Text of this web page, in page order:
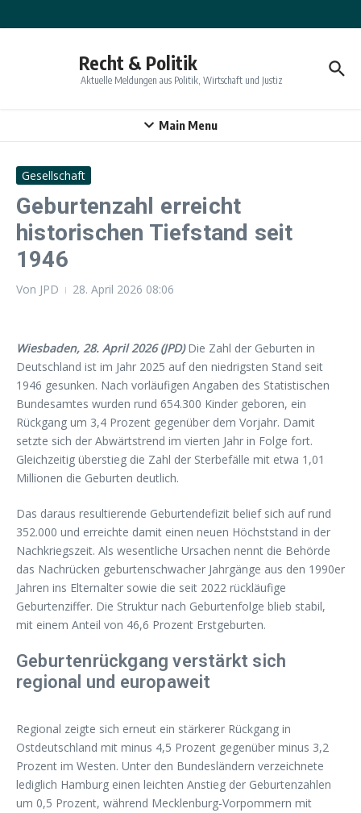
Recht & Politik
Aktuelle Meldungen aus Politik, Wirtschaft und Justiz
Main Menu
Gesellschaft
Geburtenzahl erreicht
historischen Tiefstand seit
1946
Von JPD 28. April 2026 08:06
Wiesbaden, 28. April 2026 (JPD)Die Zahl der Geburten in
Deutschland ist im Jahr 2025 auf den niedrigsten Stand seit
1946 gesunken. Nach vorläufigen Angaben des Statistischen
Bundesamtes wurden rund 654.300 Kinder geboren, ein
Rückgang um 3,4 Prozent gegenüber dem Vorjahr. Damit
setzte sich der Abwärtstrend im vierten Jahr in Folge fort.
Gleichzeitig überstieg die Zahl der Sterbefälle mit etwa 1,01
Millionen die Geburten deutlich.
Das daraus resultierende Geburtendefizit belief sich auf rund
352.000 und erreichte damit einen neuen Höchststand in der
Nachkriegszeit. Als wesentliche Ursachen nennt die Behörde
das Nachrücken geburtenschwacher Jahrgänge aus den 1990er
Jahren ins Elternalter sowie die seit 2022 rückläufige
Geburtenziffer. Die Struktur nach Geburtenfolge blieb stabil,
mit einem Anteil von 46,6 Prozent Erstgeburten.
Geburtenrückgang verstärkt sich
regional und europaweit
Regional zeigte sich erneut ein stärkerer Rückgang in
Ostdeutschland mit minus 4,5 Prozent gegenüber minus 3,2
Prozent im Westen. Unter den Bundesländern verzeichnete
lediglich Hamburg einen leichten Anstieg der Geburtenzahlen
um 0,5 Prozent, während Mecklenburg-Vorpommern mit